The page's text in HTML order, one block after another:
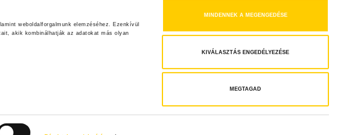
weboldalforgalmunk elemzéséhez. Ezenkívül
akik kombinálhatják az adatokat más olyan
MINDENNEK A MEGENGEDÉSE
KIVÁLASZTÁS ENGEDÉLYEZÉSE
MEGTAGAD